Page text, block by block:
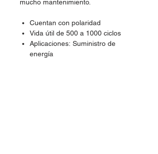
mucho mantenimiento.
Cuentan con polaridad
Vida útil de 500 a 1000 ciclos
Aplicaciones: Suministro de
energía